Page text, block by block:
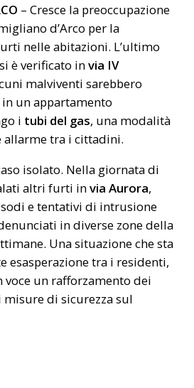
– Cresce la preoccupazione
d’Arco per la
nelle abitazioni. L’ultimo
è verificato invia IV
malviventi sarebbero
un appartamento
i tubi del gas, una modalità
allarme tra i cittadini.
isolato. Nella giornata di
altri furti invia Aurora,
e tentativi di intrusione
in diverse zone della
Una situazione che sta
esasperazione tra i residenti,
voce un rafforzamento dei
di sicurezza sul